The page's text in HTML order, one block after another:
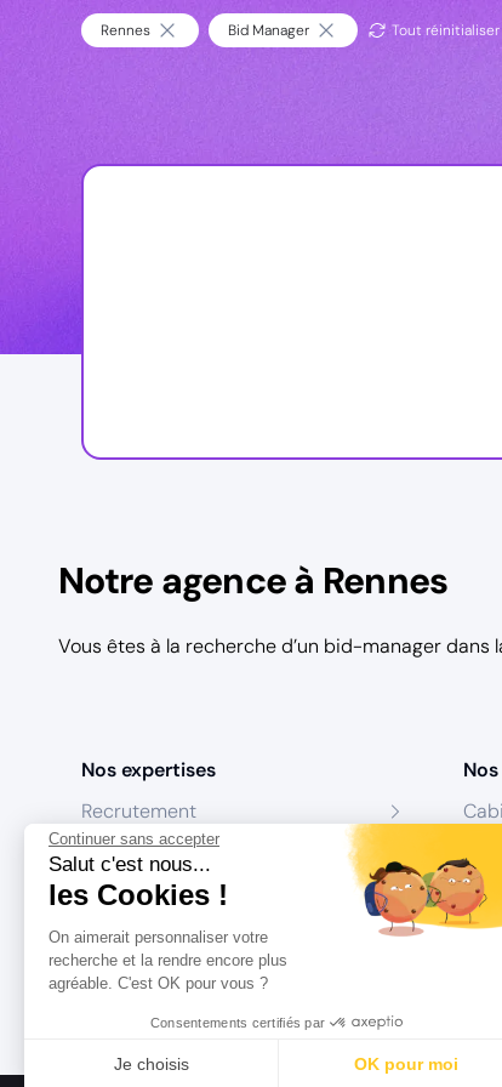
Continuer sans accepter
Salut c'est nous...
les Cookies !
On aimerait personnaliser votre
recherche et la rendre encore plus
agréable. C'est OK pour vous ?
Consentements certifiés par
Je choisis OK pour moi
Rennes Bid Manager Tout réinitialiser
Notre agence à Rennes
Vous êtes à la recherche d’un bid-manager
Nos expertises
Recrutement
Formation
Coaching
Conseil